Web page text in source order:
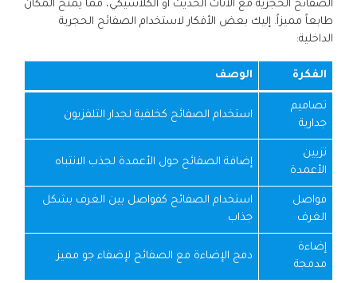
الصفائح الحجرية مع الأثاث الحديث أو الكلاسيكي، مما يمنح المكان
طابعاً مميزاً. إليك بعض الأفكار لاستخدام الصفائح الحجرية
الداخلية:
الفكرة الوصف
تصاميم
جدارية
استخدام الصفائح كخلفية لجدار التلفزيون
تزيين
الأعمدة
إضافة الصفائح حول الأعمدة لجذب الانتباه
فواصل
الغرف
استخدام الصفائح كفواصل بين الغرف بشكل
جذاب
إضاءة
مدمجة
دمج الإضاءة مع الصفائح لإضفاء جو مميز